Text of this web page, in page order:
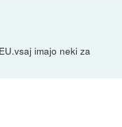
imajo neki za